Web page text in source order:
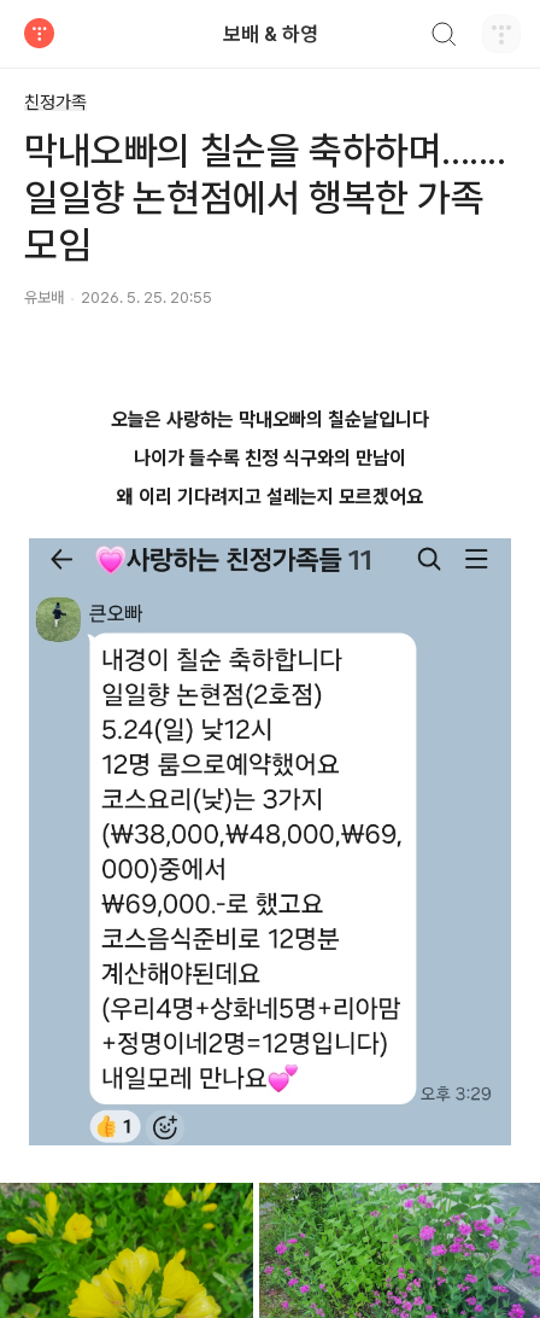
보배 & 하영
친정가족
막내오빠의 칠순을 축하하며.......
일일향 논현점에서 행복한 가족
모임
유보배 2026. 5. 25. 20:55
오늘은 사랑하는 막내오빠의 칠순날입니다
나이가 들수록 친정 식구와의 만남이
왜 이리 기다려지고 설레는지 모르겠어요